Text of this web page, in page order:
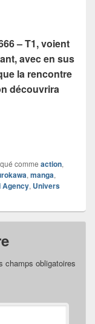
– T1, voient
avec en sus
la rencontre
découvrira
comme action,
, manga,
Agency, Univers
champs obligatoires